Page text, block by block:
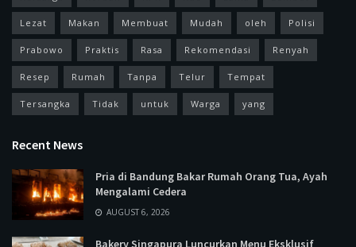
Lezat Makan Membuat Mudah oleh Polisi
Prabowo Praktis Rasa Rekomendasi Renyah
Resep Rumah Tanpa Telur Tempat
Tersangka Tidak untuk Warga yang
Recent News
Pria di Bandung Bakar Rumah Orang Tua, Ayah
Mengalami Cedera
AUGUST 6, 2026
Bakery Singapura Luncurkan Menu Eksklusif